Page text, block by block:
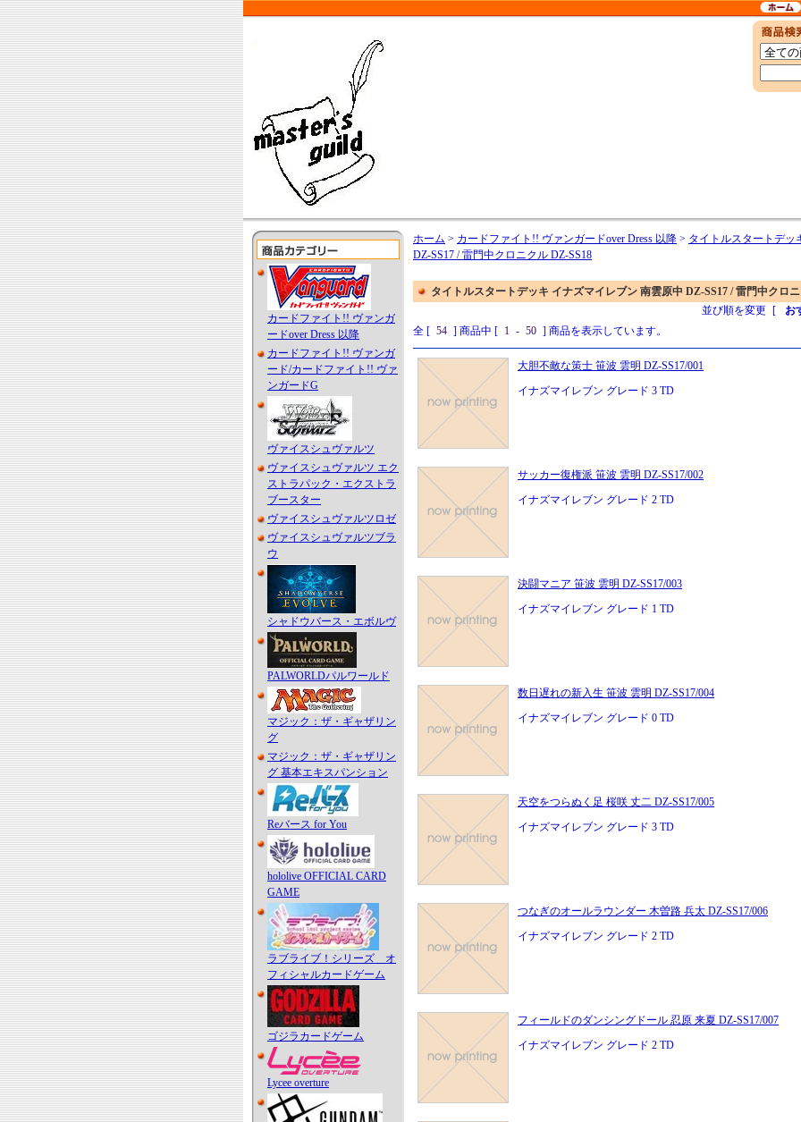
カードファイト!! ヴァンガ
ードover Dress 以降
カードファイト!! ヴァンガ
ード/カードファイト!! ヴァ
ンガードG
ヴァイスシュヴァルツ
ヴァイスシュヴァルツ エク
ストラパック・エクストラ
ブースター
ヴァイスシュヴァルツロゼ
ヴァイスシュヴァルツブラ
ウ
シャドウバース・エボルヴ
PALWORLDパルワールド
マジック：ザ・ギャザリン
グ
マジック：ザ・ギャザリン
グ 基本エキスパンション
Reバース for You
hololive OFFICIAL CARD
GAME
ラブライブ！シリーズ オ
フィシャルカードゲーム
ゴジラカードゲーム
Lycee overture
ホーム > カードファイト!! ヴァンガードover Dress 以降 > タイトルスタートデッ
DZ-SS17 / 雷門中クロニクル DZ-SS18
タイトルスタートデッキ イナズマイレブン 南雲原中 DZ-SS17 / 雷門中クロ
並び順を変更 [ お
全 [ 54 ] 商品中 [ 1 - 50 ] 商品を表示しています。
大胆不敵な策士 笹波 雲明 DZ-SS17/001
イナズマイレブン グレード 3 TD
サッカー復権派 笹波 雲明 DZ-SS17/002
イナズマイレブン グレード 2 TD
決闘マニア 笹波 雲明 DZ-SS17/003
イナズマイレブン グレード 1 TD
数日遅れの新入生 笹波 雲明 DZ-SS17/004
イナズマイレブン グレード 0 TD
天空をつらぬく足 桜咲 丈二 DZ-SS17/005
イナズマイレブン グレード 3 TD
つなぎのオールラウンダー 木曽路 兵太 DZ-SS17/006
イナズマイレブン グレード 2 TD
フィールドのダンシングドール 忍原 来夏 DZ-SS17/007
イナズマイレブン グレード 2 TD